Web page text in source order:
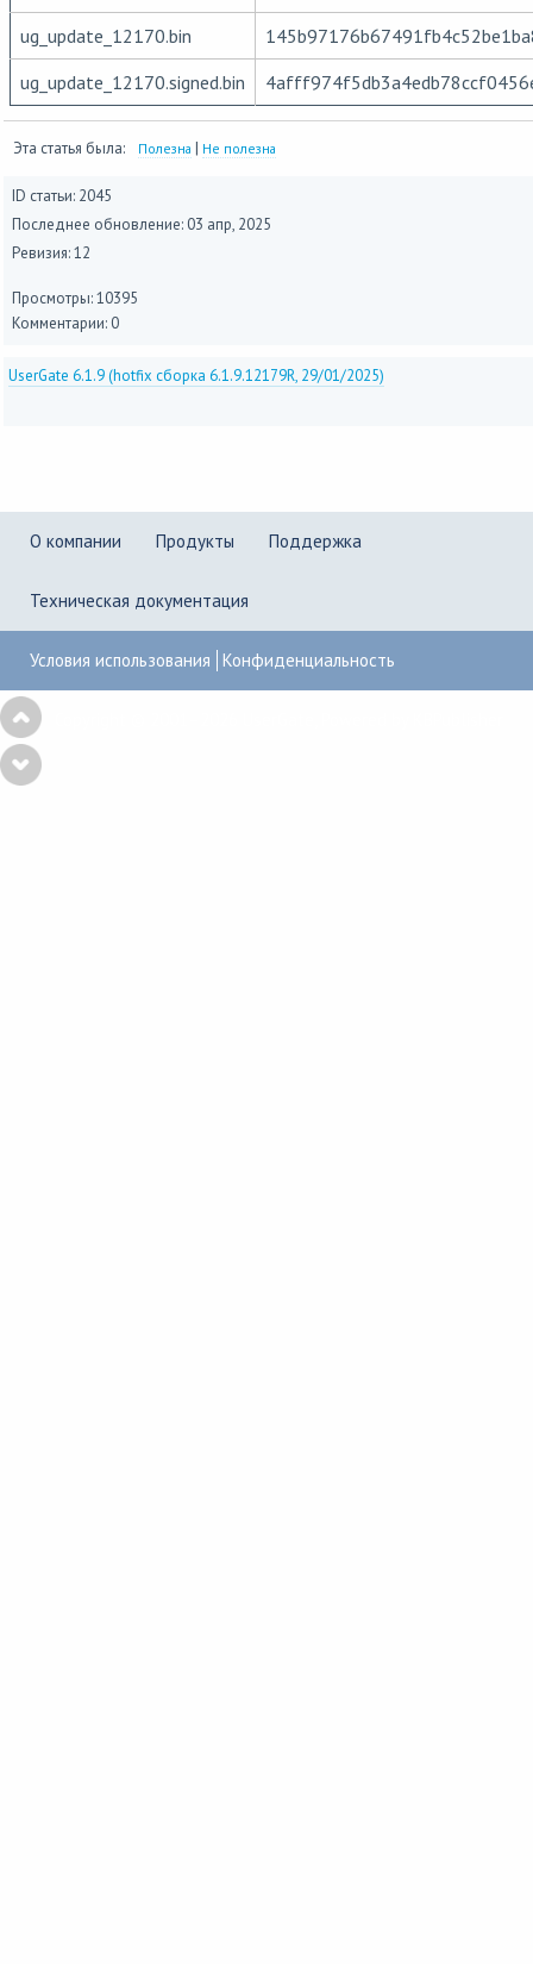
ug_update_12170.bin
ug_update_12170.signed.bin
Эта статья была: Полезна | Не полезна
ID статьи: 2045
Последнее обновление: 03 апр, 2025
Ревизия: 12
Просмотры: 10395
Комментарии: 0
UserGate 6.1.9 (hotfix сборка 6.1.9.12179R, 29/01/2025)
О компании Продукты Поддержка
Техническая документация
Условия использования Конфиденциальность